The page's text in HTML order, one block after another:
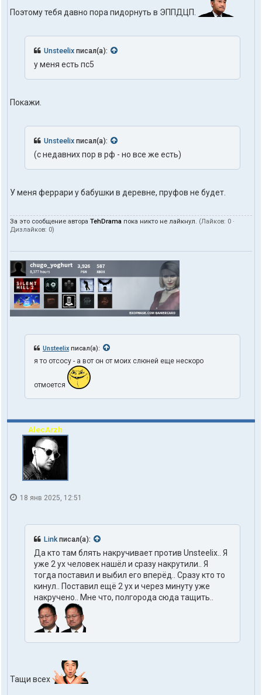
Поэтому тебя давно пора пидорнуть в ЭППДЦП.
Unsteelix писал(а):
у меня есть пс5
Покажи.
Unsteelix писал(а):
(с недавних пор в рф - но все же есть)
У меня феррари у бабушки в деревне, пруфов не будет.
За это сообщение автора TehDrama пока никто не лайкнул. (Лайков: 0 ·
Дизлайков: 0)
Unsteelix писал(а):
я то отсосу - а вот он от моих слюней еще нескоро
отмоется
AlecArzh
18 янв 2025, 12:51
Link писал(а):
Да кто там блять накручивает против Unsteelix.. Я
уже 2 ух человек нашёл и сразу накрутили.. Я
тогда поставил и выбил его вперёд.. Сразу кто то
кинул.. Поставил ещё 2 ух и через минуту уже
накручено.. Мне что, полгорода сюда тащить..
Тащи всех